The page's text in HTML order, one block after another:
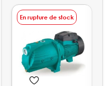
En rupture de stock